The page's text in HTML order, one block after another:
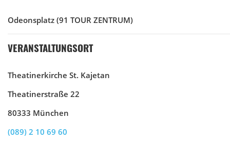
Odeonsplatz (91 TOUR ZENTRUM)
VERANSTALTUNGSORT
Theatinerkirche St. Kajetan
Theatinerstraße 22
80333 München
(089) 2 10 69 60